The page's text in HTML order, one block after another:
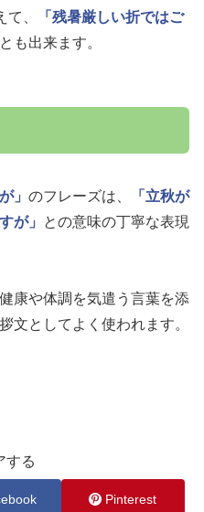
て、
「残暑厳しい折ではご
も出来ます。
」 のフレーズは、
「立秋が
が」
との意味の丁寧な表現
康や体調を気遣う言葉を添
文としてよく使われます。
する
Pinterest